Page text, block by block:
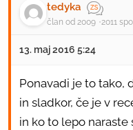
tedyka
član od 2009 2011
13. maj 2016 5:24
Ponavadi je to tako,
in sladkor, če je v
in ko to lepo naraste